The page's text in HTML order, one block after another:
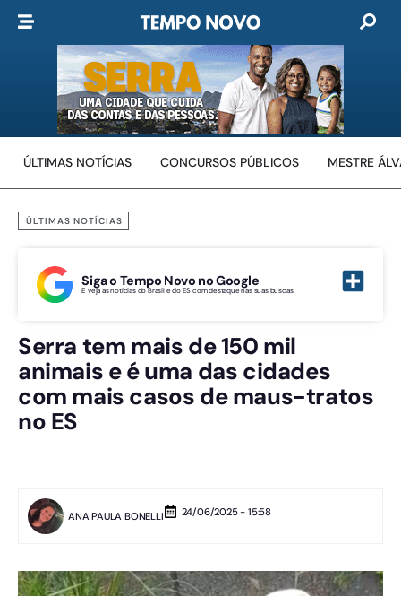
ÚLTIMAS NOTÍCIAS CONCURSOS PÚBLICOS MESTRE
ÚLTIMAS NOTÍCIAS
Siga o Tempo Novo no Google
E veja as notícias do Brasil e do ES com destaque nas suas buscas
Serra tem mais de 150 mil
animais e é uma das cidades
com mais casos de maus-tratos
no ES
ANA PAULA BONELLI 24/06/2025 - 15:58